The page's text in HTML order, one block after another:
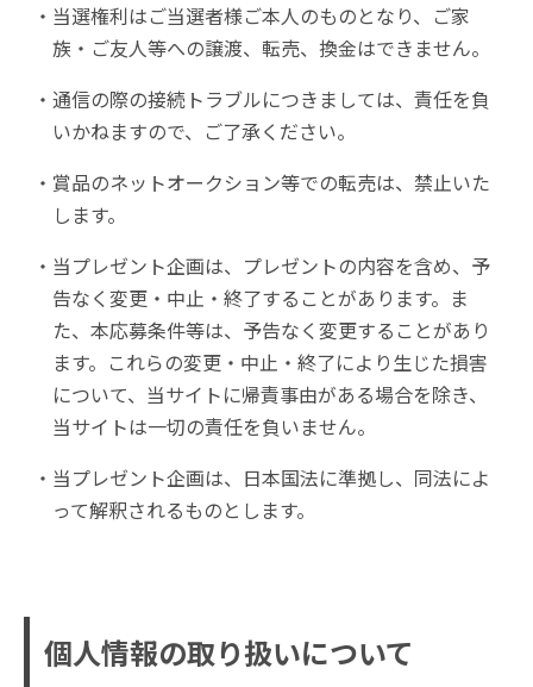
当選権利はご当選者様ご本人のものとなり、ご家
族・ご友人等への譲渡、転売、換金はできません。
通信の際の接続トラブルにつきましては、責任を負
いかねますので、ご了承ください。
賞品のネットオークション等での転売は、禁止いた
します。
当プレゼント企画は、プレゼントの内容を含め、予
告なく変更・中止・終了することがあります。ま
た、本応募条件等は、予告なく変更することがあり
ます。これらの変更・中止・終了により生じた損害
について、当サイトに帰責事由がある場合を除き、
当サイトは一切の責任を負いません。
当プレゼント企画は、日本国法に準拠し、同法によ
って解釈されるものとします。
個人情報の取り扱いについて